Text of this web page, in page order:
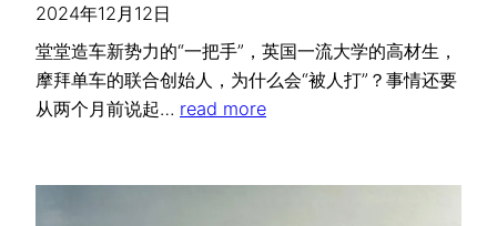
2024年12月12日
堂堂造车新势力的“一把手”，英国一流大学的高材生，
摩拜单车的联合创始人，为什么会“被人打”？事情还要
从两个月前说起… read more